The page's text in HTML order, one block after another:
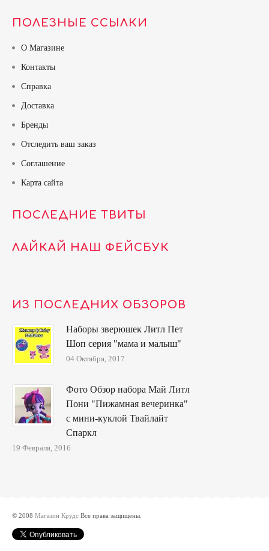
ПОЛЕЗНЫЕ ССЫЛКИ
О Магазине
Контакты
Справка
Доставка
Бренды
Отследить ваш заказ
Соглашение
Карта сайта
ПОСЛЕДНИЕ ТВИТЫ
ЛАЙКАЙ НАШ ФЕЙСБУК
ИЗ ПОСЛЕДНИХ ОБЗОРОВ
Наборы зверюшек Литл Пет
Шоп серия "мама и малыш"
04 Октября, 2017
Фото Обзор набора Май Литл
Пони "Пижамная вечеринка"
с мини-куклой Твайлайт
Спаркл
19 Февраля, 2016
© 2008 Магазин Крудс Все права защищены.